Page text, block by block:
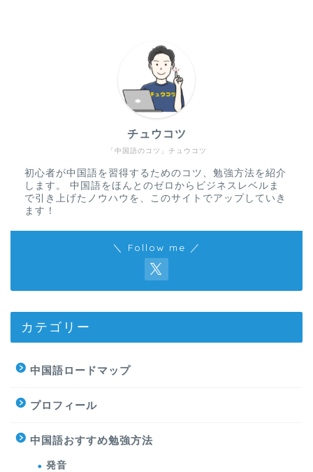
「中国語のコツ」チュウコツ
チュウコツ
初心者が中国語を習得するためのコツ、勉強方法を紹介
します。 中国語をほんとのゼロからビジネスレベルま
で引き上げたノウハウを、このサイトでアップしていき
ます！
＼ Follow me ／
カテゴリー
中国語ロードマップ
プロフィール
中国語おすすめ勉強方法
発音